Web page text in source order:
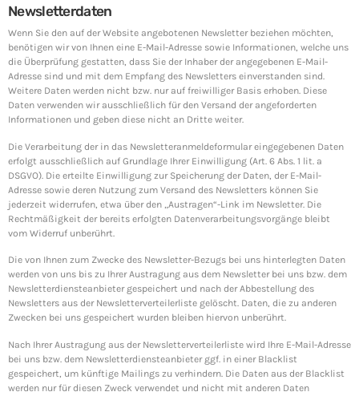
Newsletterdaten
Wenn Sie den auf der Website angebotenen Newsletter beziehen möchten,
benötigen wir von Ihnen eine E-Mail-Adresse sowie Informationen, welche uns
die Überprüfung gestatten, dass Sie der Inhaber der angegebenen E-Mail-
Adresse sind und mit dem Empfang des Newsletters einverstanden sind.
Weitere Daten werden nicht bzw. nur auf freiwilliger Basis erhoben. Diese
Daten verwenden wir ausschließlich für den Versand der angeforderten
Informationen und geben diese nicht an Dritte weiter.
Die Verarbeitung der in das Newsletteranmeldeformular eingegebenen Daten
erfolgt ausschließlich auf Grundlage Ihrer Einwilligung (Art. 6 Abs. 1 lit. a
DSGVO). Die erteilte Einwilligung zur Speicherung der Daten, der E-Mail-
Adresse sowie deren Nutzung zum Versand des Newsletters können Sie
jederzeit widerrufen, etwa über den „Austragen“-Link im Newsletter. Die
Rechtmäßigkeit der bereits erfolgten Datenverarbeitungsvorgänge bleibt
vom Widerruf unberührt.
Die von Ihnen zum Zwecke des Newsletter-Bezugs bei uns hinterlegten Daten
werden von uns bis zu Ihrer Austragung aus dem Newsletter bei uns bzw. dem
Newsletterdiensteanbieter gespeichert und nach der Abbestellung des
Newsletters aus der Newsletterverteilerliste gelöscht. Daten, die zu anderen
Zwecken bei uns gespeichert wurden bleiben hiervon unberührt.
Nach Ihrer Austragung aus der Newsletterverteilerliste wird Ihre E-Mail-Adresse
bei uns bzw. dem Newsletterdiensteanbieter ggf. in einer Blacklist
gespeichert, um künftige Mailings zu verhindern. Die Daten aus der Blacklist
werden nur für diesen Zweck verwendet und nicht mit anderen Daten